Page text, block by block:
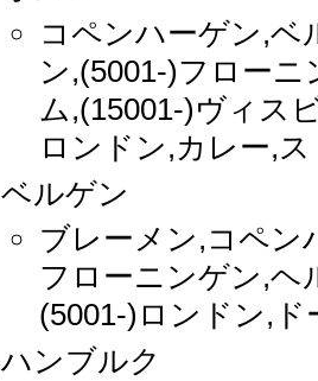
コペンハーゲン,
ン,(5001-)フロー
ム,(15001-)ヴィス
ロンドン,カレー,
ベルゲン
ブレーメン,コペン
フローニンゲン,ヘ
(5001-)ロンドン,
ハンブルク